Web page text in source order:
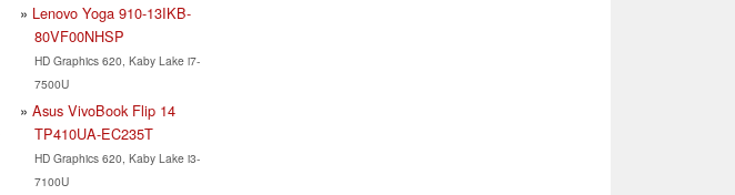
Lenovo Yoga 910-13IKB-
80VF00NHSP
HD Graphics 620, Kaby Lake i7-
7500U
Asus VivoBook Flip 14
TP410UA-EC235T
HD Graphics 620, Kaby Lake i3-
7100U